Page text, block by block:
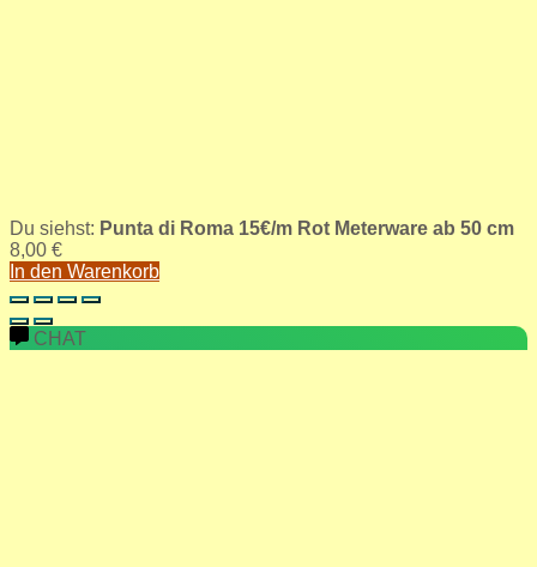
Du siehst: Punta di Roma 15€/m Rot Meterware ab 50 cm
8,00 €
In den Warenkorb
CHAT